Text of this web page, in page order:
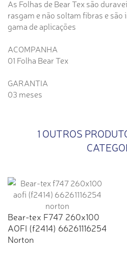
As Folhas de Bear Tex são
rasgam e não soltam fibras e são
gama de aplicações
ACOMPANHA
01 Folha Bear Tex
GARANTIA
03 meses
1 OUTROS
Bear-tex F747 260x100
AOFI (f2414) 66261116254
Norton